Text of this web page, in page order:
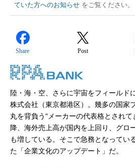
ていた方へのお知らせ をご覧ください。
Share Post
陸・海・空、さらに宇宙をフィールド
株式会社（東京都港区）。幾多の国家
丸を背負う”メーカーの代表格とされ
降、海外売上高が国内を上回り、グロ
も増している。そこで急務となってい
た「企業文化のアップデート」だ。